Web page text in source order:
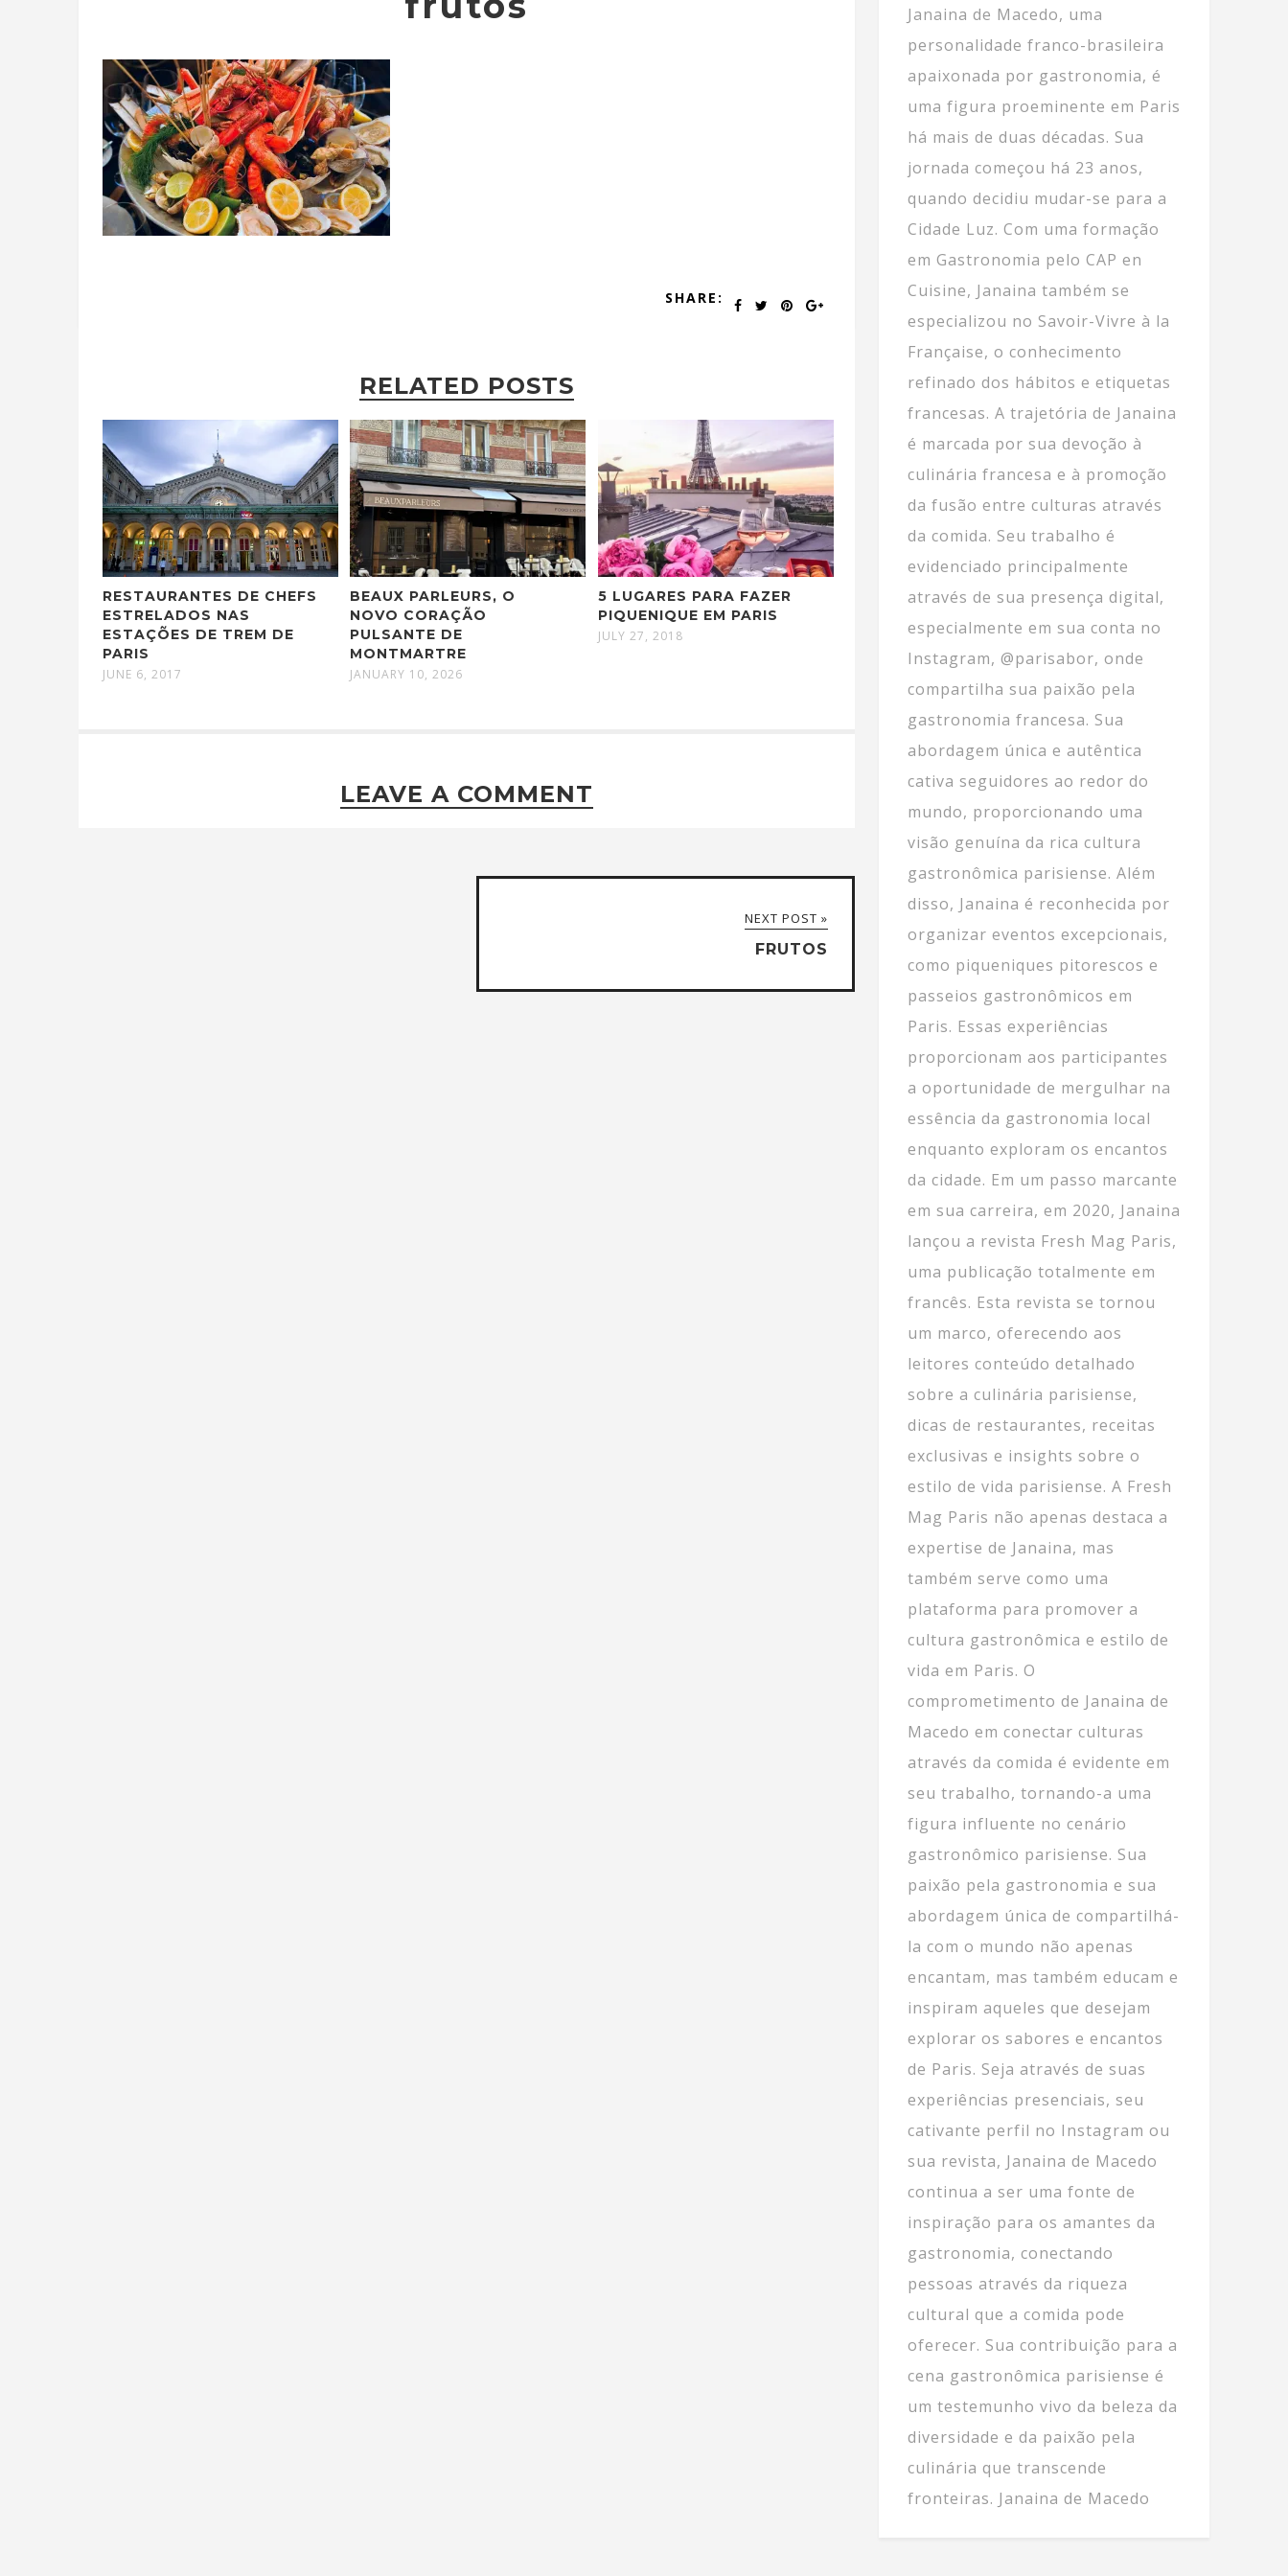
SHARE:
RELATED POSTS
RESTAURANTES DE CHEFS
ESTRELADOS NAS
ESTAÇÕES DE TREM DE
PARIS
JUNE 6, 2017
BEAUX PARLEURS, O
NOVO CORAÇÃO
PULSANTE DE
MONTMARTRE
JANUARY 10, 2026
5 LUGARES PARA FAZER
PIQUENIQUE EM PARIS
JULY 27, 2018
LEAVE A COMMENT
NEXT POST »
FRUTOS
Janaina de Macedo, uma
personalidade franco-brasileira
apaixonada por gastronomia, é
uma figura proeminente em Paris
há mais de duas décadas. Sua
jornada começou há 23 anos,
quando decidiu mudar-se para a
Cidade Luz. Com uma formação
em Gastronomia pelo CAP en
Cuisine, Janaina também se
especializou no Savoir-Vivre à la
Française, o conhecimento
refinado dos hábitos e etiquetas
francesas. A trajetória de Janaina
é marcada por sua devoção à
culinária francesa e à promoção
da fusão entre culturas através
da comida. Seu trabalho é
evidenciado principalmente
através de sua presença digital,
especialmente em sua conta no
Instagram, @parisabor, onde
compartilha sua paixão pela
gastronomia francesa. Sua
abordagem única e autêntica
cativa seguidores ao redor do
mundo, proporcionando uma
visão genuína da rica cultura
gastronômica parisiense. Além
disso, Janaina é reconhecida por
organizar eventos excepcionais,
como piqueniques pitorescos e
passeios gastronômicos em
Paris. Essas experiências
proporcionam aos participantes
a oportunidade de mergulhar na
essência da gastronomia local
enquanto exploram os encantos
da cidade. Em um passo marcante
em sua carreira, em 2020, Janaina
lançou a revista Fresh Mag Paris,
uma publicação totalmente em
francês. Esta revista se tornou
um marco, oferecendo aos
leitores conteúdo detalhado
sobre a culinária parisiense,
dicas de restaurantes, receitas
exclusivas e insights sobre o
estilo de vida parisiense. A Fresh
Mag Paris não apenas destaca a
expertise de Janaina, mas
também serve como uma
plataforma para promover a
cultura gastronômica e estilo de
vida em Paris. O
comprometimento de Janaina de
Macedo em conectar culturas
através da comida é evidente em
seu trabalho, tornando-a uma
figura influente no cenário
gastronômico parisiense. Sua
paixão pela gastronomia e sua
abordagem única de compartilhá-
la com o mundo não apenas
encantam, mas também educam e
inspiram aqueles que desejam
explorar os sabores e encantos
de Paris. Seja através de suas
experiências presenciais, seu
cativante perfil no Instagram ou
sua revista, Janaina de Macedo
continua a ser uma fonte de
inspiração para os amantes da
gastronomia, conectando
pessoas através da riqueza
cultural que a comida pode
oferecer. Sua contribuição para a
cena gastronômica parisiense é
um testemunho vivo da beleza da
diversidade e da paixão pela
culinária que transcende
fronteiras. Janaina de Macedo